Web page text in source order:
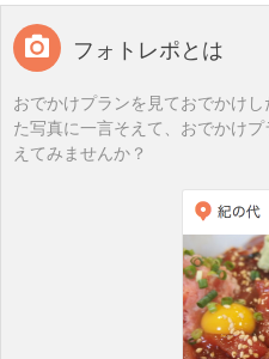
フォトレポとは
おでかけプランを見ておでかけ
た写真に一言そえて、おでかけ
えてみませんか？